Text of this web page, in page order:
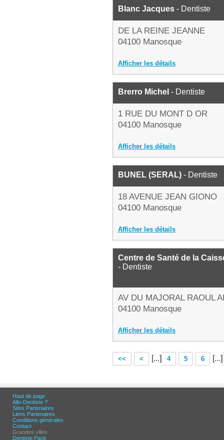
Blanc Jacques - Dentiste
DE LA REINE JEANNE
04100 Manosque
Afficher les détails
Brerro Michel - Dentiste
1 RUE DU MONT D OR
04100 Manosque
Afficher les détails
BUNEL (SERAL) - Dentiste
18 AVENUE JEAN GIONO
04100 Manosque
Afficher les détails
Centre de Santé de la
- Dentiste
AV DU MAJORAL RAOUL
04100 Manosque
Afficher les détails
<< < [...] 4 5 6 [...]
Haut de page
Allo-Dentiste ?
Sites Partenaires
Liens Partenaires
Conditions générales
Contact
Grandes villes :
Dentiste Paris